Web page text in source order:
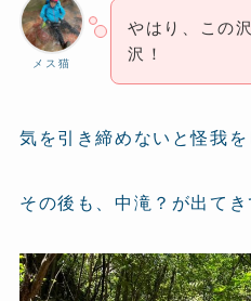
メス猫
やはり、この
沢！
気を引き締めないと怪我を
その後も、中滝？が出てき